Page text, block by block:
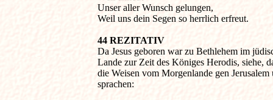
Unser aller Wunsch gelungen,
Weil uns dein Segen so herrlich erfreut.
44 REZITATIV
Da Jesus geboren war zu Bethlehem im
Lande zur Zeit des Königes Herodis, siehe,
die Weisen vom Morgenlande gen
sprachen: